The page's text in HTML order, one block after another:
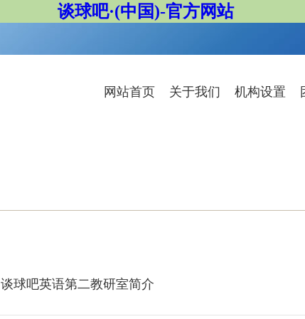
谈球吧·(中国)-官方网站
网站首页 关于我们 机构设置
谈球吧英语第二教研室简介